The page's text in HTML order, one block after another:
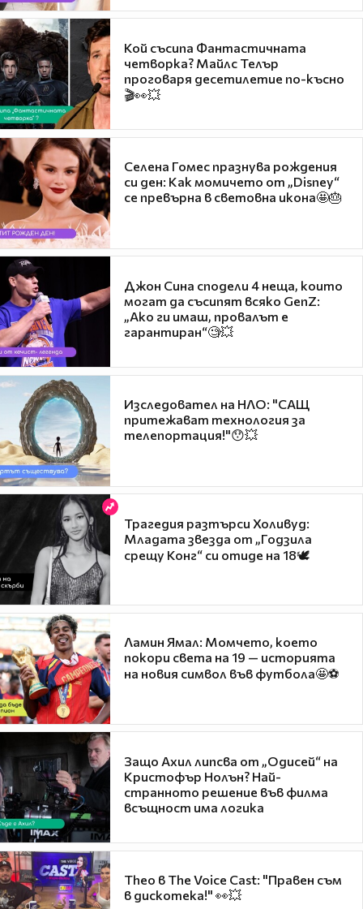
Кой съсипа Фантастичната
четворка? Майлс Телър
проговаря десетилетие по-късно
🎬👀💥
Селена Гомес празнува рождения
си ден: Как момичето от „Disney“
се превърна в световна икона🤩🎂
Джон Сина сподели 4 неща, които
могат да съсипят всяко GenZ:
„Ако ги имаш, провалът е
гарантиран“🧐💥
Изследовател на НЛО: "САЩ
притежават технология за
телепортация!"😯💥
Трагедия разтърси Холивуд:
Младата звезда от „Годзила
срещу Конг“ си отиде на 18🕊️
Ламин Ямал: Момчето, което
покори света на 19 — историята
на новия символ във футбола🤩⚽
Защо Ахил липсва от „Одисей“ на
Кристофър Нолън? Най-
странното решение във филма
всъщност има логика
Theo в The Voice Cast: "Правен съм
в дискотека!" 👀💥